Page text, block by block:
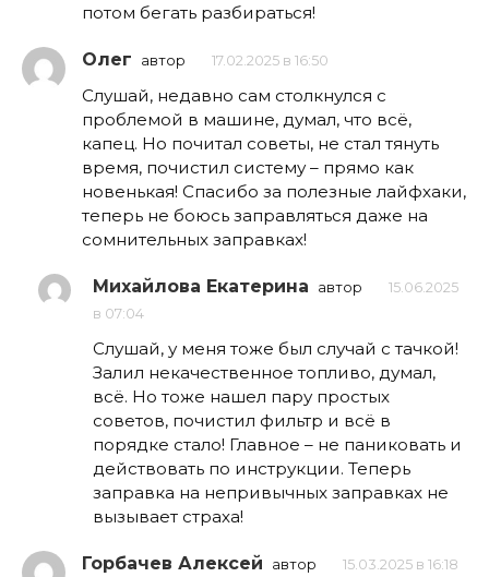
потом бегать разбираться!
Олег автор 17.02.2025 в 16:50
Слушай, недавно сам столкнулся с
проблемой в машине, думал, что всё,
капец. Но почитал советы, не стал тянуть
время, почистил систему – прямо как
новенькая! Спасибо за полезные лайфхаки,
теперь не боюсь заправляться даже на
сомнительных заправках!
Михайлова Екатерина автор
15.06.2025
в 07:04
Слушай, у меня тоже был случай с тачкой!
Залил некачественное топливо, думал,
всё. Но тоже нашел пару простых
советов, почистил фильтр и всё в
порядке стало! Главное – не паниковать и
действовать по инструкции. Теперь
заправка на непривычных заправках не
вызывает страха!
Горбачев Алексей автор 15.03.2025 в 16:18